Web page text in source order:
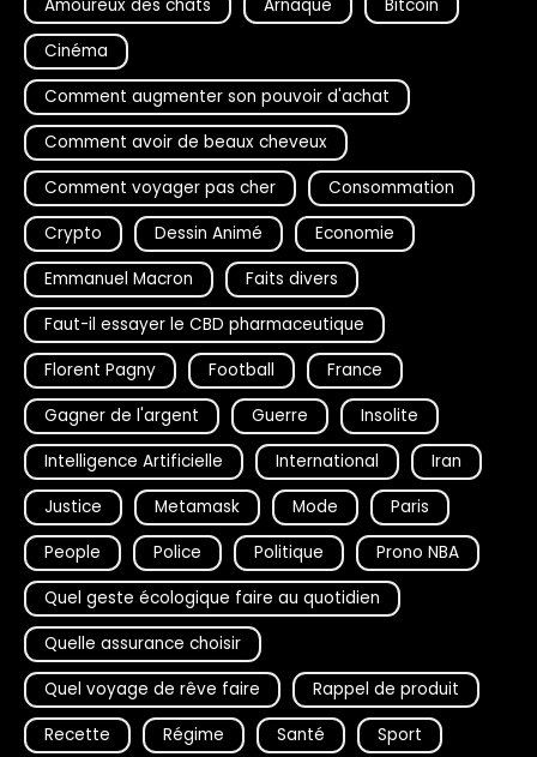
Amoureux des chats
Arnaque
Bitcoin
Cinéma
Comment augmenter son pouvoir d'achat
Comment avoir de beaux cheveux
Comment voyager pas cher
Consommation
Crypto
Dessin Animé
Economie
Emmanuel Macron
Faits divers
Faut-il essayer le CBD pharmaceutique
Florent Pagny
Football
France
Gagner de l'argent
Guerre
Insolite
Intelligence Artificielle
International
Iran
Justice
Metamask Mode
Paris
People
Police Politique
Prono NBA
Quel geste écologique faire au quotidien
Quelle assurance choisir
Quel voyage de rêve faire
Rappel de produit
Recette
Régime Santé Sport